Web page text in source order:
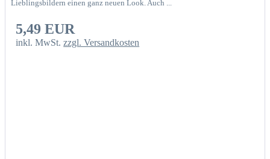
Lieblingsbildern einen ganz neuen Look. Auch ...
5,49 EUR
inkl. MwSt.zzgl. Versandkosten